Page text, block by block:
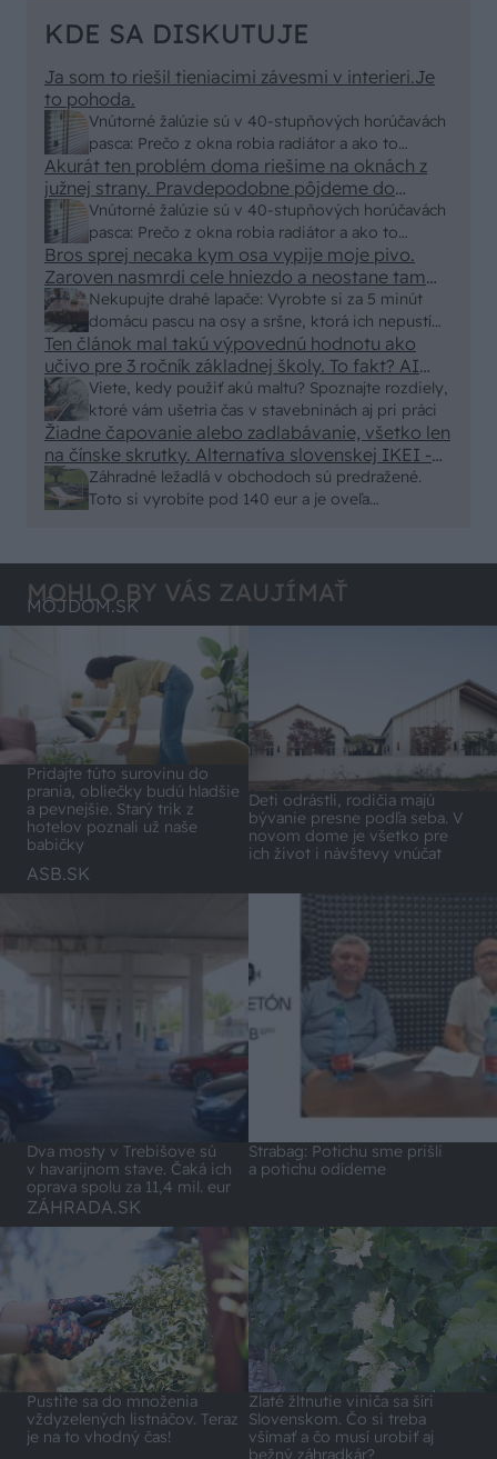
KDE SA DISKUTUJE
Vnútorné žalúzie sú v 40-stupňových horúčavách
pasca: Prečo z okna robia radiátor a ako to
vyriešiť za pár eur?
Ja som to riešil tieniacimi závesmi v interieri.Je
to pohoda.
Vnútorné žalúzie sú v 40-stupňových horúčavách
pasca: Prečo z okna robia radiátor a ako to
vyriešiť za pár eur?
Akurát ten problém doma riešime na oknách z
južnej strany. Pravdepodobne pôjdeme do
vonkajšieho tienenia na spôsob markízy
250x150cm. Čínsky predajcovia idú okolo 100
eur kus.
Nekupujte drahé lapače: Vyrobte si za 5 minút
domácu pascu na osy a sršne, ktorá ich nepustí
von
Bros sprej necaka kym osa vypije moje pivo.
Zaroven nasmrdi cele hniezdo a neostane tam
nic zive. Vasa pasca naucinke moc efektivne.
Skor pritiahne slimaky
Viete, kedy použiť akú maltu? Spoznajte rozdiely,
ktoré vám ušetria čas v stavebninách aj pri práci
Ten článok mal takú výpovednú hodnotu ako
učivo pre 3 ročník základnej školy. To fakt? AI
alebo nejaka kniha z VŠ? Dnešné rychlotvrdnuce
malty - pevnosť 40 Mpa a doba schnutia tak 15
minut , k tomu vodotesné s kryštálikou. A rozdiel
- schnutie a zretie. Nič?
Záhradné ležadlá v obchodoch sú predražené.
Toto si vyrobíte pod 140 eur a je oveľa
Žiadne čapovanie alebo zadlabávanie, všetko len
na čínske skrutky. Alternatíva slovenskej IKEI -
čo sa týka pevnosti. Autor si nedal veľa námahy s
remeselným spracovaním, škoda. No lepšie než
MOHLO BY VÁS ZAUJÍMAŤ
MÔJDOM.SK
Pridajte túto surovinu do
prania, obliečky budú hladšie
a pevnejšie. Starý trik z
hotelov poznali už naše
babičky
Deti odrástli, rodičia majú
bývanie presne podľa seba. V
novom dome je všetko pre
ich život i návštevy vnúčat
ASB.SK
Dva mosty v Trebišove sú
v havarijnom stave. Čaká ich
oprava spolu za 11,4 mil. eur
Strabag: Potichu sme prišli
a potichu odídeme
ZÁHRADA.SK
Pustite sa do množenia
vždyzelených listnáčov. Teraz
je na to vhodný čas!
Zlaté žltnutie viniča sa šíri
Slovenskom. Čo si treba
všímať a čo musí urobiť aj
bežný záhradkár?